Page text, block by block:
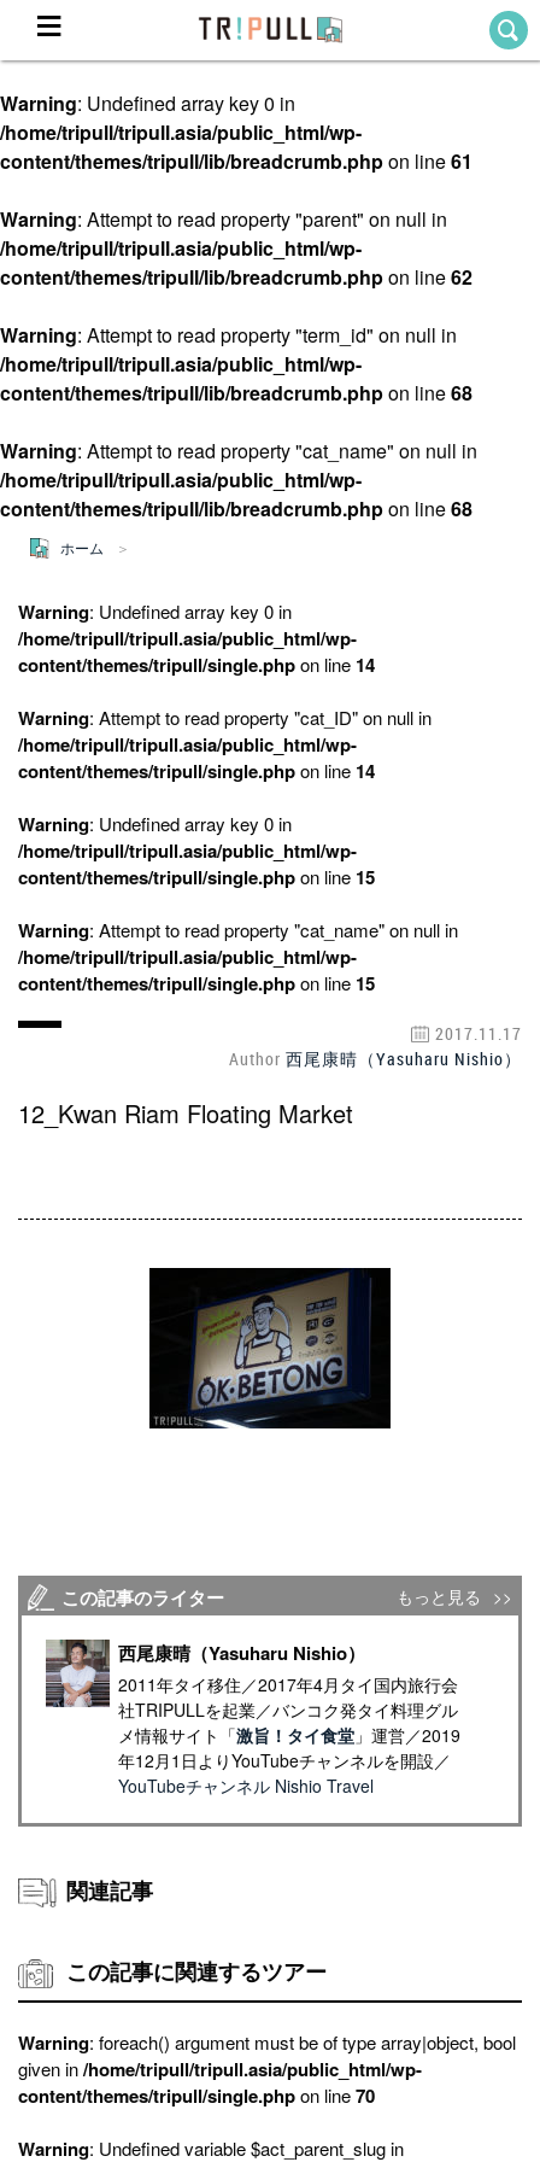
ホーム
Theme
テーマから探す
TRIPULLブログ
About
私たちについて
Warning: Undefined array key 0 in
/home/tripull/tripull.asia/public_html/wp-
content/themes/tripull/lib/breadcrumb.phpon line61
Warning: Attempt to read property "parent" on null in
/home/tripull/tripull.asia/public_html/wp-
content/themes/tripull/lib/breadcrumb.phpon line62
Warning: Attempt to read property "term_id" on null in
/home/tripull/tripull.asia/public_html/wp-
content/themes/tripull/lib/breadcrumb.phpon line68
Warning: Attempt to read property "cat_name" on null in
/home/tripull/tripull.asia/public_html/wp-
content/themes/tripull/lib/breadcrumb.phpon line68
ホーム
Warning: Undefined array key 0 in
/home/tripull/tripull.asia/public_html/wp-
content/themes/tripull/single.phpon line 14
Warning: Attempt to read property "cat_ID" on null in
/home/tripull/tripull.asia/public_html/wp-
content/themes/tripull/single.phpon line 14
Warning: Undefined array key 0 in
/home/tripull/tripull.asia/public_html/wp-
content/themes/tripull/single.phpon line 15
Warning: Attempt to read property "cat_name" on null in
/home/tripull/tripull.asia/public_html/wp-
content/themes/tripull/single.phpon line 15
2017.11.17
Author 西尾康晴（Yasuharu Nishio）
12_Kwan Riam Floating Market
この記事のライター もっと見る
西尾康晴（Yasuharu Nishio）
2011年タイ移住／2017年4月タイ国内旅行会
社TRIPULLを起業／バンコク発タイ料理グル
メ情報サイト「激旨！タイ食堂」運営／2019
年12月1日よりYouTubeチャンネルを開設／
YouTubeチャンネル Nishio Travel
関連記事
この記事に関連するツアー
Warning: foreach() argument must be of type array|object, bool
given in/home/tripull/tripull.asia/public_html/wp-
content/themes/tripull/single.phpon line70
Warning: Undefined variable $act_parent_slug in